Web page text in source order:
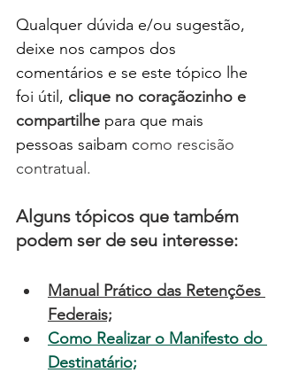
Qualquer dúvida e/ou sugestão,
deixe nos campos dos
comentários e se este tópico lhe
foi útil, clique no coraçãozinho e
compartilhe para que mais
pessoas saibam como rescisão
contratual.
Alguns tópicos que também
podem ser de seu interesse:
Manual Prático das Retenções
Federais;
Como Realizar o Manifesto do
Destinatário;